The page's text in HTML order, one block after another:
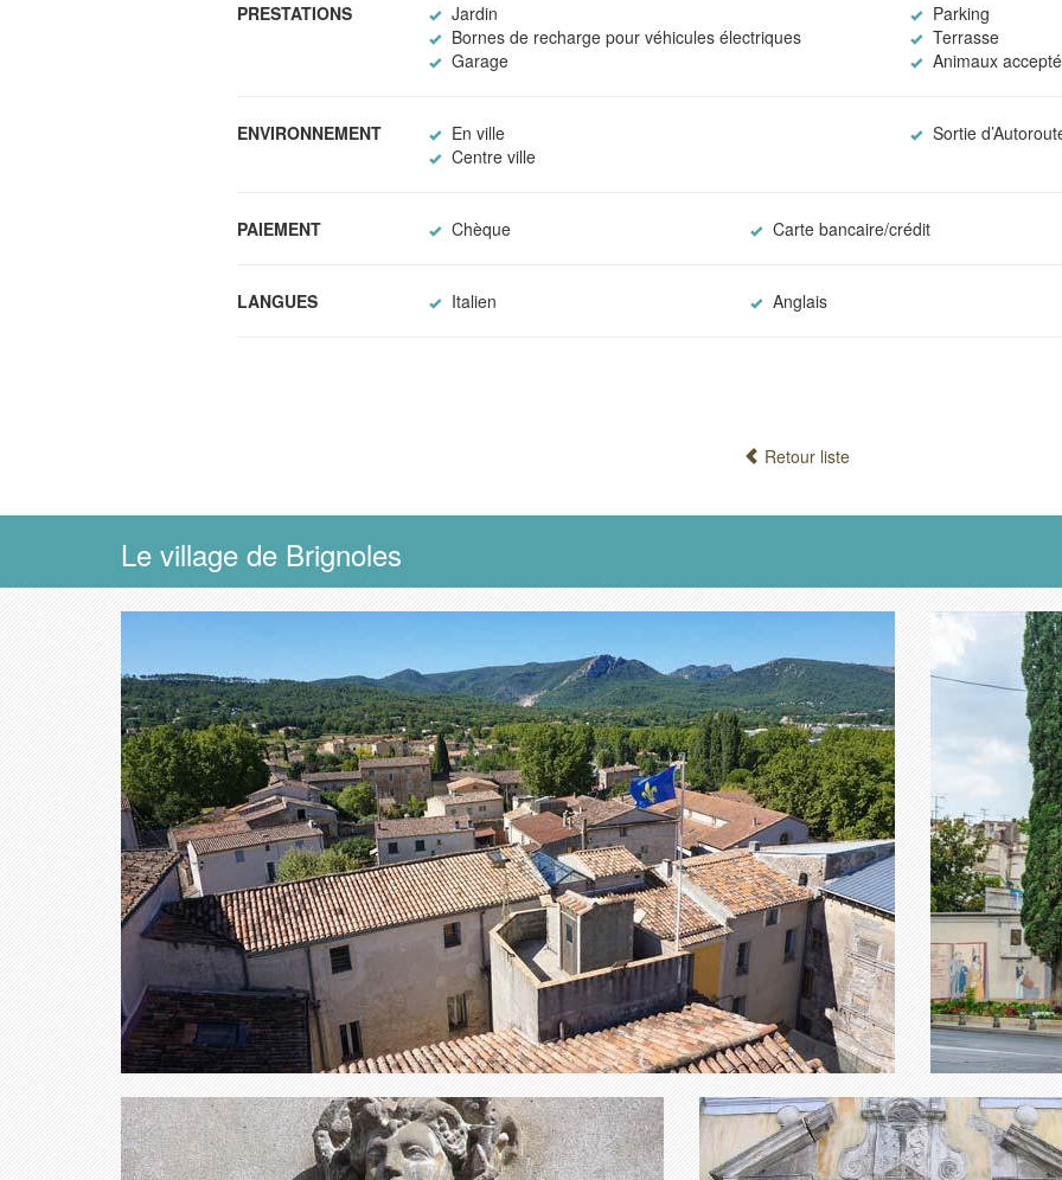
PRESTATIONS Jardin
Parking
Bornes de recharge pour véhicules électriques
Terrasse
Garage
Animaux
ENVIRONNEMENT En ville
Sortie
Centre ville
PAIEMENT Chèque Carte bancaire/crédit
LANGUES Italien Anglais
Retour liste
Le village de Brignoles